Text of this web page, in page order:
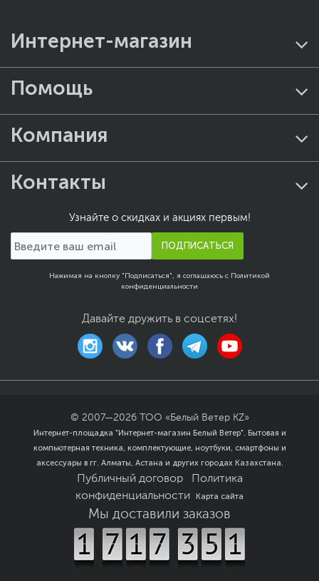
Интернет-магазин
Помощь
Компания
Контакты
Узнайте о скидках и акциях первым!
ПОДПИСАТЬСЯ
Нажимая на кнопку "Подписаться", я соглашаюсь с Политикой
конфиденциальности
Давайте дружить в соцсетях!
© 2007—2026
ТОО «Белый Ветер KZ»
Интернет-площадка "Интернет-магазин Белый Ветер". Бытовая и
компьютерная техника, комплектующие, ноутбуки, смартфоны и
аксессуары в гг. Алматы, Астана и других городах Казахстана.
Публичный договор
Политика
конфиденциальности
Карта сайта
Мы доставили заказов